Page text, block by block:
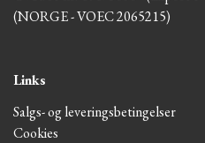
(NORGE - VOEC 2065215)
Links
Salgs- og leveringsbetingelser
Cookies